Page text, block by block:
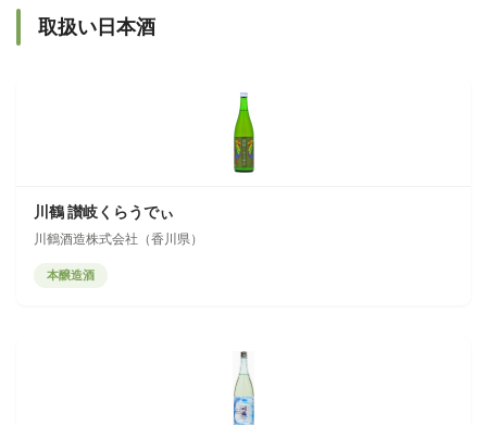
取扱い日本酒
川鶴 讃岐くらうでぃ
川鶴酒造株式会社（香川県）
本醸造酒